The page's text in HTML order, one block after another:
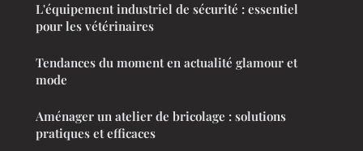
L'équipement industriel de sécurité : essentiel
pour les vétérinaires
Tendances du moment en actualité glamour et
mode
Aménager un atelier de bricolage : solutions
pratiques et efficaces